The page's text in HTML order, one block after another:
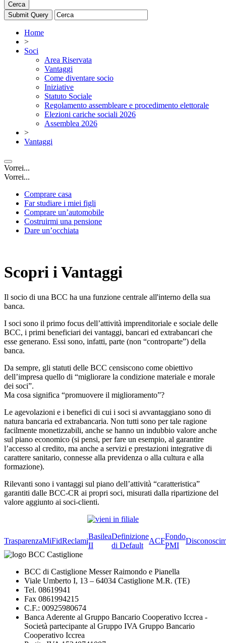
Cerca
Home
>
Soci
Area Riservata
Vantaggi
Come diventare socio
Iniziative
Statuto Sociale
Regolamento assembleare e procedimento elettorale
Elezioni cariche sociali 2026
Assemblea 2026
>
Vantaggi
Vorrei...
Vorrei...
Comprare casa
Far studiare i miei figli
Comprare un’automobile
Costruirmi una pensione
Dare un’occhiata
Scopri i Vantaggi
Il socio di una BCC ha una funzione centrale all'interno della sua
banca.
I soci sono il primo focus dell’attività imprenditoriale e sociale delle
BCC, i primi beneficiari dei vantaggi, bancari ed extrabancari che
esse generano. Essi sono, infatti, parte (non “controparte”) della
banca.
Da sempre, gli statuti delle BCC censiscono come obiettivo
dell’impresa quello di “migliorare la condizione materiale e morale
dei soci”.
Ma cosa significa “promuovere il miglioramento”?
Le agevolazioni e i benefici di cui i soci si avvantaggiano sono di
natura bancaria ed extrabancaria. Non tutti sono per tale ragione
facilmente monetizzabili, anche se hanno un indubbio valore anche
sul piano economico (si pensi, per fare un esempio, al garantire
l’accesso al credito, ma anche a servizi e prestazioni integrative di
carattere sanitario, connesse alla previdenza o alla cultura e alla
formazione).
Rilevanti sono i vantaggi sul piano dell’attività “caratteristica”
garantiti dalle BCC-CR ai propri soci, misurati dalla ripartizione del
valore aggiunto ai soci-clienti.
TrasparenzaMiFidReclami
Basilea
II
Definizione
di Default
ACF
Fondo
PMI
BCC di Castiglione Messer Raimondo e Pianella
Viale Umberto I, 13 – 64034 Castiglione M.R. (TE)
Tel. 08619941
Fax 0861994215
C.F.: 00925980674
Banca Aderente al Gruppo Bancario Cooperativo Iccrea -
Società partecipante al Gruppo IVA Gruppo Bancario
Cooperativo Iccrea